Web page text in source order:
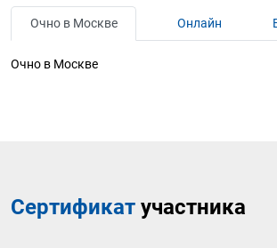
Очно в Москве Онлайн
Очно в Москве
Сертификат участника